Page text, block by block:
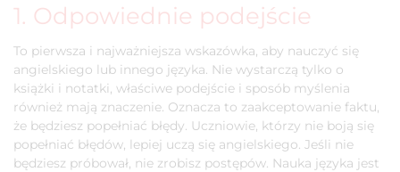
1. Odpowiednie podejście
To pierwsza i najważniejsza wskazówka, aby nauczyć się
angielskiego lub innego języka. Nie wystarczą tylko o
książki i notatki, właściwe podejście i sposób myślenia
również mają znaczenie. Oznacza to zaakceptowanie faktu,
że będziesz popełniać błędy. Uczniowie, którzy nie boją się
popełniać błędów, lepiej uczą się angielskiego. Jeśli nie
będziesz próbował, nie zrobisz postępów. Nauka języka jest